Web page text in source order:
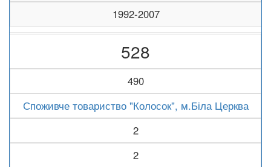
1992-2007
528
490
Споживче товариство "Колосок", м.Біла Церква
2
2